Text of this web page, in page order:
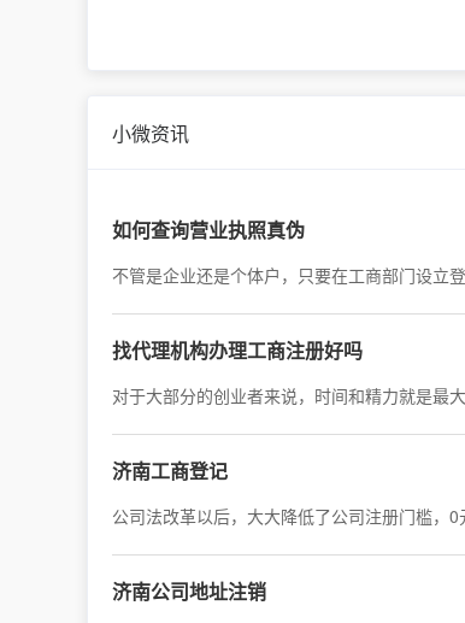
小微资讯
如何查询营业执照真伪
不管是企业还是个体户，只要在工商部门设立
找代理机构办理工商注册好吗
济南工商登记
公司法改革以后，大大降低了公司注册门槛，
济南公司地址注销